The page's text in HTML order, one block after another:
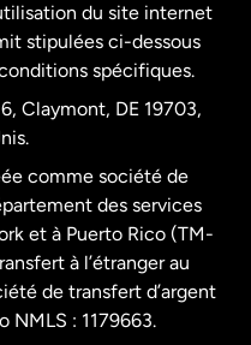
du site internet
stipulées ci-dessous
spécifiques.
Claymont, DE 19703,
comme société de
des services
et à Puerto Rico (TM-
à l’étranger au
de transfert d’argent
NMLS : 1179663.